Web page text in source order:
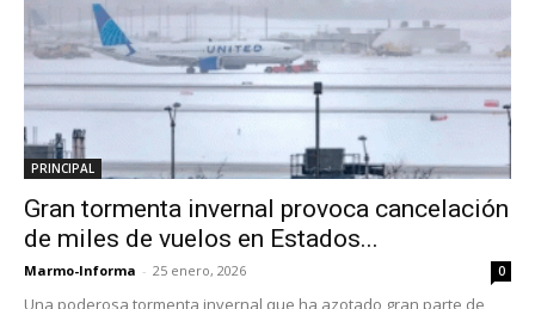
PRINCIPAL
Gran tormenta invernal provoca cancelación
de miles de vuelos en Estados...
Marmo-Informa - 25 enero, 2026 0
Una poderosa tormenta invernal que ha azotado gran parte de